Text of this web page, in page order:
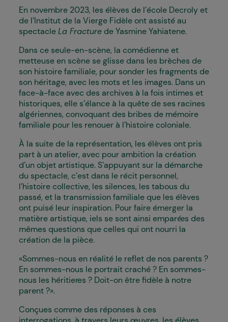
En novembre 2023, les élèves de l’école Decroly et
de l’Institut de la Vierge Fidèle ont assisté au
spectacleLa Fracture de Yasmine Yahiatene.
Dans ce seule-en-scène, la comédienne et
metteuse en scène se glisse dans les brèches de
son histoire familiale, pour sonder les fragments de
son héritage, avec les mots et les images. Dans un
face-à-face avec des archives à la fois intimes et
historiques, elle s’élance à la quête de ses racines
algériennes, convoquant des bribes de mémoire
familiale pour les renouer à l’histoire coloniale.
À la suite de la représentation, les élèves ont pris
part à un atelier, avec pour ambition la création
d’un objet artistique. S’appuyant sur la démarche
du spectacle, c’est dans le récit personnel,
l’histoire collective, les silences, les tabous du
passé, et la transmission familiale que les élèves
ont puisé leur inspiration. Pour faire émerger la
matière artistique, iels se sont ainsi emparé·es des
mêmes questions que celles qui ont nourri la
création de la pièce.
«Sommes-nous en réalité le reflet de nos parents ?
En sommes-nous le portrait craché ? En sommes-
nous les héritier·es ? Doit-on être fidèle à notre
parent ?».
Conçues comme des réponses à ces